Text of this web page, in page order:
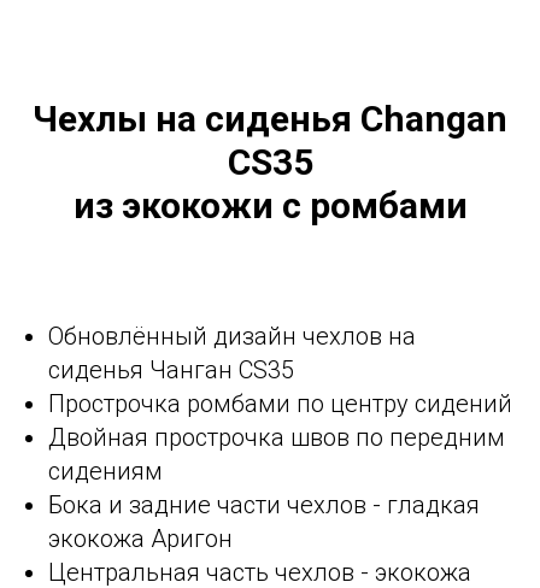
Чехлы на сиденья Changan
CS35
из экокожи с ромбами
Обновлённый дизайн чехлов на
сиденья Чанган CS35
Прострочка ромбами по центру сидений
Двойная прострочка швов по передним
сидениям
Бока и задние части чехлов - гладкая
экокожа Аригон
Центральная часть чехлов - экокожа